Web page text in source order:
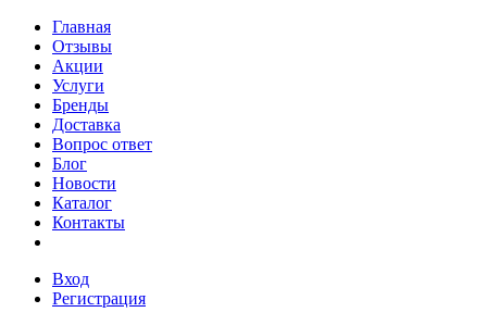
Главная
Отзывы
Акции
Услуги
Бренды
Доставка
Вопрос ответ
Блог
Новости
Каталог
Контакты
Вход
Регистрация